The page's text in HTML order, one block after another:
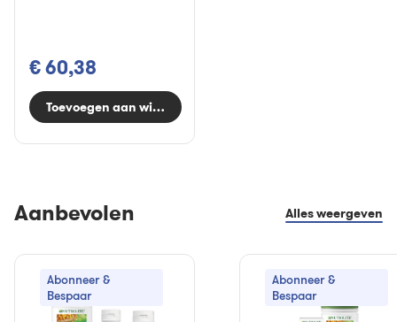
€ 60,38
Toevoegen aan winkelwagen
Aanbevolen Alles weergeven
Abonneer &
Bespaar
Abonneer &
Bespaar